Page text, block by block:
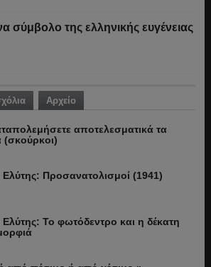
σύμβολο της ελληνικής ευγένειας
Αρχείο
αποτελεσματικά τα
(σκούρκοι)
Προσανατολισμοί (1941)
Το φωτόδεντρο και η δέκατη